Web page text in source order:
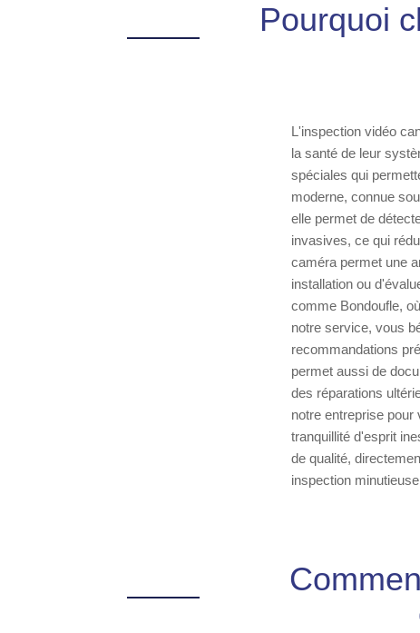
Pourquoi
L'inspection vidéo
la santé de leur
spéciales qui
moderne, connue
elle permet de
invasives, ce qui
caméra permet une
installation ou
comme Bondoufle,
notre service, vous
recommandations
permet aussi de
des réparations
notre entreprise
tranquillité d'esprit
de qualité,
inspection